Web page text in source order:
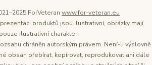
ForVeteran www.for-veteran.eu
produktů jsou ilustrativní, obrázky mají
pouze ilustrativní charakter.
chráněn autorským právem. Není-li výslovně
obsah přebírat, kopírovat, reprodukovat ani dále